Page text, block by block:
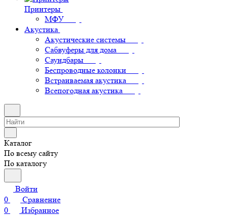
Принтеры
МФУ
Акустика
Акустические системы
Сабвуферы для дома
Саундбары
Беспроводные колонки
Встраиваемая акустика
Всепогодная акустика
Каталог
По всему сайту
По каталогу
Войти
0
Сравнение
0
Избранное